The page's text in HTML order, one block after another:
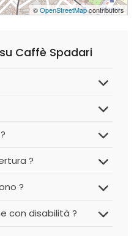
©OpenStreetMapcontributors
Caffè Spadari
?
?
con disabilità ?